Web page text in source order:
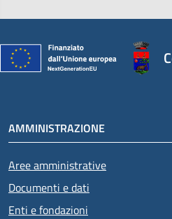
AMMINISTRAZIONE
Aree amministrative
Documenti e dati
Enti e fondazioni